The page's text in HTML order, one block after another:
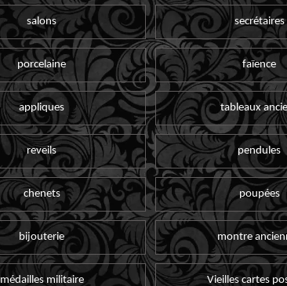
salons secrétaires
porcelaine faïence
appliques tableaux
reveils pendules
chenets poupées
bijouterie montre
médailles militaire Vieilles cartes